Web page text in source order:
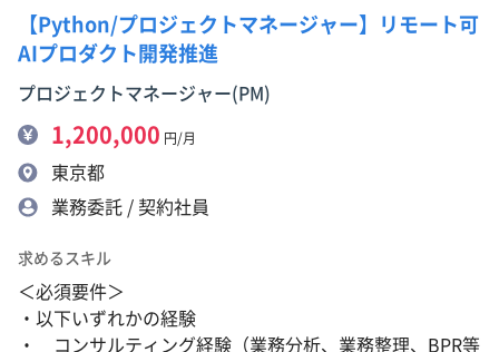
【Python/プロジェクトマネージャー】リモート可
AIプロダクト開発推進
プロジェクトマネージャー(PM)
1,200,000 円/月
東京都
業務委託 / 契約社員
求めるスキル
＜必須要件＞
・以下いずれかの経験
・ コンサルティング経験（業務分析、業務整理、BPR等